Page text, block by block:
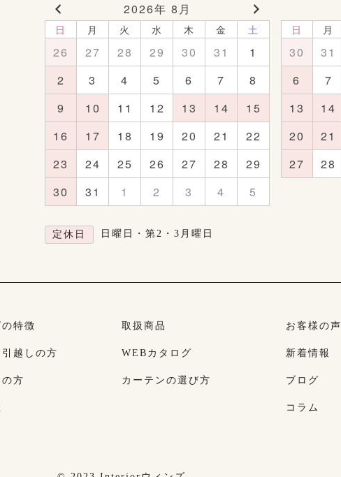
2026年 8月
日 月 火 水 木 金 土
26 27 28 29 30 31
1
2
3 4 5 6 7
8
9
10 11 12 13 14
15
16
17 18 19 20 21
22
23
24 25 26 27 28
29
30
31 1 2 3 4 5
日 月
30 31
6
7
13
14
20
21
27
28
定休日 日曜日・第2・3月曜日
特徴
越しの方
方
取扱商品
WEBカタログ
カーテンの選び方
お客様の声
新着情報
ブログ
コラム